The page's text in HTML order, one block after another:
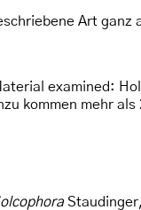
Art ganz
examined:
kommen mehr